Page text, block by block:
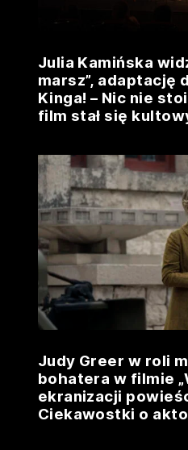
Julia Kamińska
marsz”, adaptację
Kinga! – Nic nie
film stał się
Judy Greer w roli
bohatera w filmie
ekranizacji
Ciekawostki o